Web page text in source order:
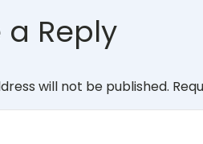
a Reply
will not be published.